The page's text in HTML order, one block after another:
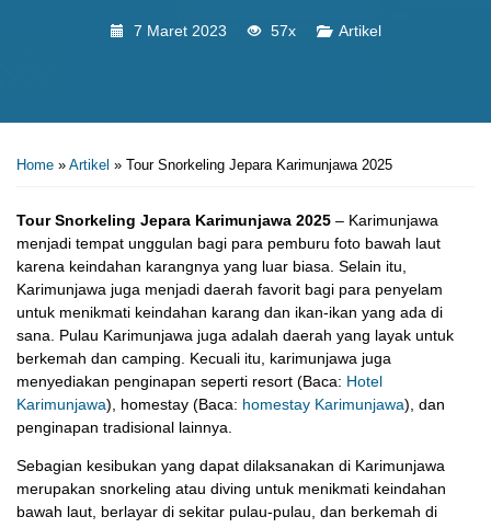
7 Maret 2023 57x Artikel
Home » Artikel » Tour Snorkeling Jepara Karimunjawa 2025
Tour Snorkeling Jepara Karimunjawa 2025 – Karimunjawa
menjadi tempat unggulan bagi para pemburu foto bawah laut
karena keindahan karangnya yang luar biasa. Selain itu,
Karimunjawa juga menjadi daerah favorit bagi para penyelam
untuk menikmati keindahan karang dan ikan-ikan yang ada di
sana. Pulau Karimunjawa juga adalah daerah yang layak untuk
berkemah dan camping. Kecuali itu, karimunjawa juga
menyediakan penginapan seperti resort (Baca: Hotel
Karimunjawa), homestay (Baca: homestay Karimunjawa), dan
penginapan tradisional lainnya.
Sebagian kesibukan yang dapat dilaksanakan di Karimunjawa
merupakan snorkeling atau diving untuk menikmati keindahan
bawah laut, berlayar di sekitar pulau-pulau, dan berkemah di